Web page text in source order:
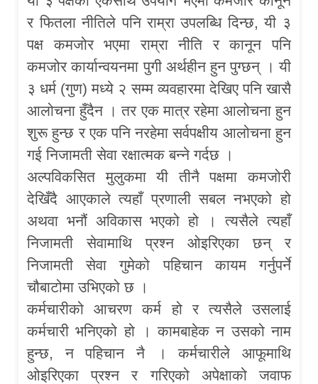
र फितला नीतिले पनि राम्रा उपलब्धि दिन्छ, यी ३
पक्ष कमजोर भएमा राम्रा नीति र कानून पनि
कमजोर कार्यान्वयनमा पुगी अर्थहीन हुन पुग्छन् । यी
३ धर्म (गुण) मध्ये २ सम्म व्यवहारमा देखिए पनि खासै
आलोचना हुँदैन । तर एक मात्र रहेमा आलोचना हुन
शुरू हुन्छ र एक पनि नरहेमा सर्वपक्षीय आलोचना हुन
गई निजामती सेवा रक्षात्मक बन्ने गर्दछ ।
अल्पविकसित मुलुकमा यी तीनै पक्षमा कमजोरी
देखिँदै आएकाले त्यहाँ प्रणाली सबल नभएको हो
अथवा भनौं अविकास भएको हो । त्यसैले त्यहाँ
निजामती सेवामाथि प्रश्न ओइरिएका छन् र
निजामती सेवा गुमेको पहिचान कायम गर्नुपर्ने
चौबाटोमा उभिएको छ ।
कर्मचारीको आचरण कर्म हो र त्यसैले उसलाई
कर्मचारी भनिएको हो । कामबाहेक न उसको नाम
हुन्छ, न पहिचान नै । कर्मचारीले आफूमाथि
ओइरिएका प्रश्न र गरिएको अपेक्षाको जवाफ